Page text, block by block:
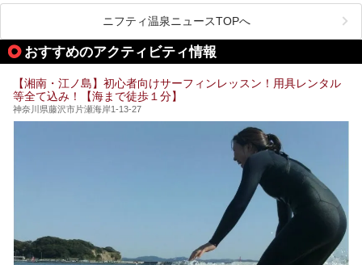
提供元：株式会社西武・プリンスホテルズワールドワイド
【PR】
この記事はザ・プリンス 箱根芦ノ湖のPR記事です。
が楽しめるまさに眺望自慢の日帰り温泉。
そしてここは全24室の「箱根 芦ノ湖畔蛸川温泉 龍宮殿」と
して宿泊もできます。宿泊者は「龍宮殿本館」の営業時間に
加えて、朝6時からの宿泊者専用時間帯にも「龍宮殿本館」
のお風呂が利用できます。
今回は日帰り温泉としての「絶景日帰り温泉 龍宮殿本館
（以下、龍宮殿本館）」と、旅館としての「箱根 芦ノ湖畔
蛸川温泉 龍宮殿（以下、龍宮殿）」の両方の魅力をたっぷ
りお伝えします！
ここは箱根神社、九頭龍神社、白龍神社、箱根元宮と箱根の
4つの神社に囲まれたパワースポットです。
提供元：株式会社西武・プリンスホテルズワールドワイド
この記事は箱根 芦ノ湖畔蛸川温泉 龍宮殿のPR記事です。
ニフティ温泉ニュースTOPへ
おすすめのアクティビティ情報
【湘南・江ノ島】初心者向けサーフィンレッスン！用具レンタル
等全て込み！【海まで徒歩１分】
神奈川県藤沢市片瀬海岸1-13-27